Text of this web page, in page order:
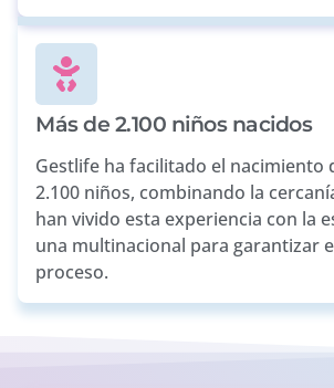
Más de 2.100 niños nacidos
Gestlife ha facilitado el nacimiento
2.100 niños, combinando la
han vivido esta experiencia con la
una multinacional para garantizar
proceso.